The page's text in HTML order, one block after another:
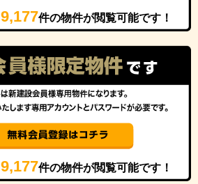
9,177件の物件が閲覧可能です！
9,177件の物件が閲覧可能です！